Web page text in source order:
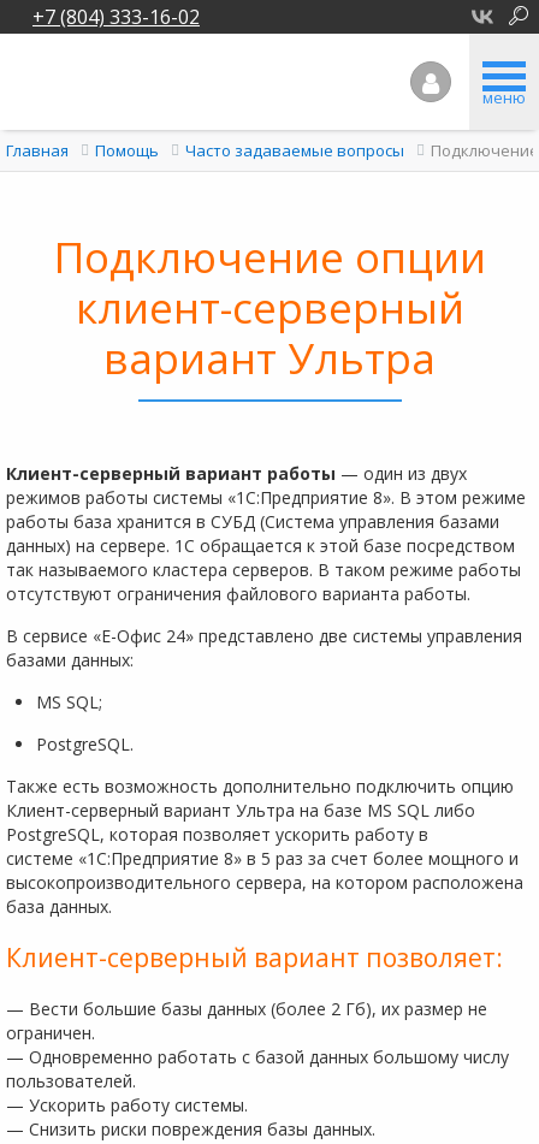
+7 (804) 333-16-02
меню
Главная Помощь Часто задаваемые вопросы
Подключение опции
клиент-серверный
вариант Ультра
Клиент-серверный вариант работы — один из двух
режимов работы системы «1С:Предприятие 8». В этом режиме
работы база хранится в СУБД (Система управления базами
данных) на сервере. 1С обращается к этой базе посредством
так называемого кластера серверов. В таком режиме работы
отсутствуют ограничения файлового варианта работы.
В сервисе «Е-Офис 24» представлено две системы управления
базами данных:
MS SQL;
PostgreSQL.
Также есть возможность дополнительно подключить опцию
Клиент-серверный вариант Ультра на базе MS SQL либо
PostgreSQL, которая позволяет ускорить работу в
системе «1С:Предприятие 8» в 5 раз за счет более мощного и
высокопроизводительного сервера, на котором расположена
база данных.
Клиент-серверный вариант позволяет:
— Вести большие базы данных (более 2 Гб), их размер не
ограничен.
— Одновременно работать с базой данных большому числу
пользователей.
— Ускорить работу системы.
— Снизить риски повреждения базы данных.